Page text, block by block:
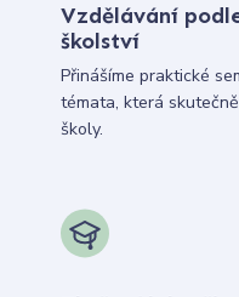
Vzdělávání
školství
Přinášíme praktické
témata, která
školy.